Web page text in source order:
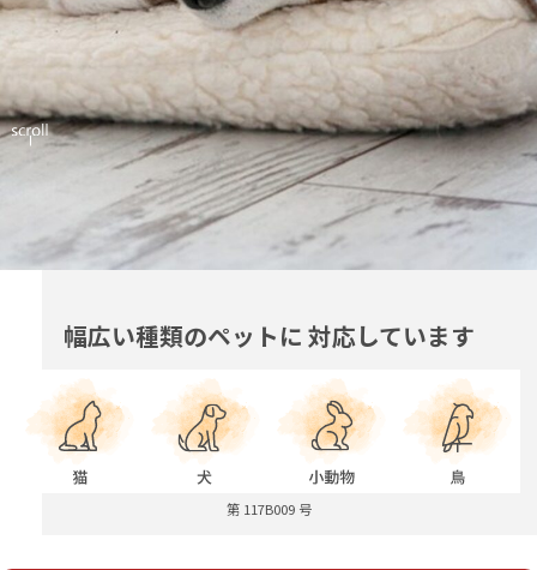
幅広い種類のペットに 対応しています
第 117B009 号